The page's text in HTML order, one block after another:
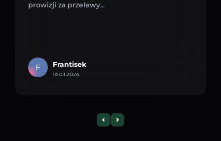
prowizji za przelewy...
F Frantisek
14.03.2024